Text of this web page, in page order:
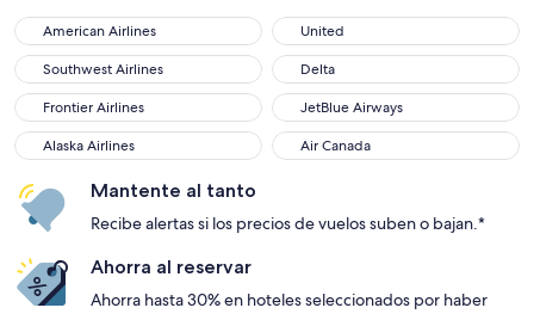
American Airlines
American Airlines United
United
Southwest Airlines
Southwest Airlines Delta
Delta
Frontier Airlines
Frontier Airlines JetBlue Airways
JetBlue Airways
Alaska Airlines
Alaska Airlines Air Canada
Air Canada
Mantente al tanto
Recibe alertas si los precios de vuelos suben o bajan.*
Ahorra al reservar
Ahorra hasta 30% en hoteles seleccionados por haber